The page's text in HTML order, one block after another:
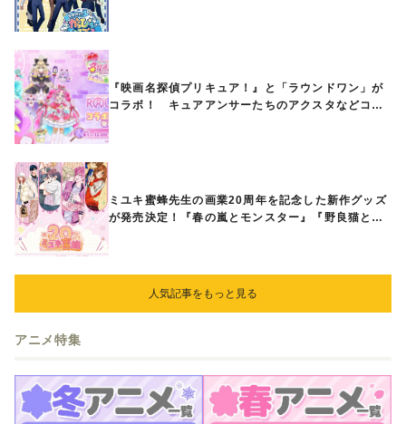
『映画名探偵プリキュア！』と「ラウンドワン」が
コラボ！ キュアアンサーたちのアクスタなどコラ
ミユキ蜜蜂先生の画業20周年を記念した新作グッズ
が発売決定！『春の嵐とモンスター』『野良猫と
人気記事をもっと見る
アニメ特集